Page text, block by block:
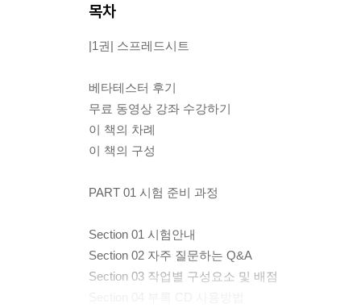
목차
|1권| 스프레드시트
베타테스터 후기
무료 동영상 강좌 수강하기
이 책의 차례
이 책의 구성
PART 01 시험 준비 과정
Section 01 시험안내
Section 02 자주 질문하는 Q&A
Section 03 작업별 구성요소 및 배점